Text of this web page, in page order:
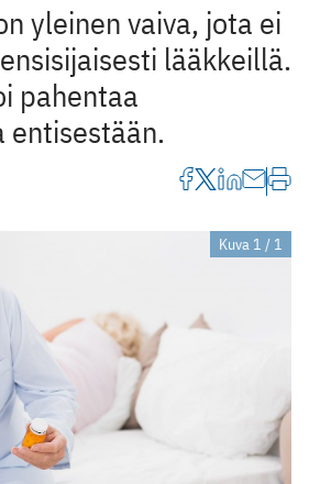
yleinen vaiva, jota ei
lääkkeillä.
pahentaa
Kuva 1 / 1